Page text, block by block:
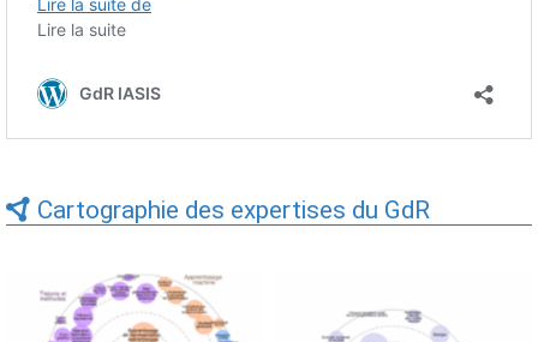
Cartographie des expertises du GdR